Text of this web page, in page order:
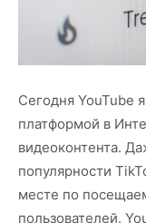
Сегодня YouTube
платформой в
видеоконтента.
популярности
месте по
пользователей.